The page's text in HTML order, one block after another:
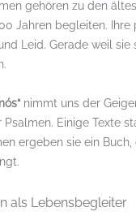
gehören zu den
Jahren begleiten. Ihre
Leid. Gerade weil sie
nimmt uns der
Einige Texte
ergeben sie ein
als Lebensbegleiter